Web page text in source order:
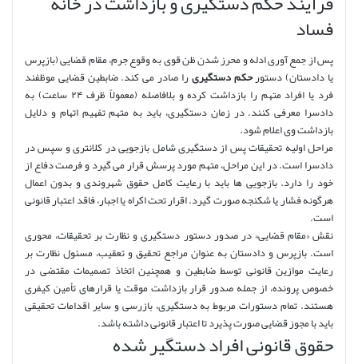
فساد
پس از جمع آوری ادله و محرز شدن ظن قوی به وقوع جرم، مقام قضایی (بازپرس
یا دادستان) دستورحکم دستگیریرا صادر می کند. ضابطین قضایی موظفند
فرد یا افراد متهم را بازداشت کرده و بلافاصله (معمولاً ظرف ۲۴ ساعت) به
دادسرا معرفی کنند. در زمان دستگیری، باید به متهم تفهیم اتهام و دلایل
بازداشت وی اعلام شود.
مراحل اولیه تحقیقات پس از دستگیری شامل بازجویی در کلانتری و سپس در
دادسرا است. در این مراحل، متهم مورد پرسش قرار می گیرد و فرصت دفاع از
خود را دارد. بازجویی ها باید با رعایت کامل حقوق شهروندی و بدون اعمال
هرگونه فشار یا شکنجه صورت گیرد. اقرار تحت اکراه یا اجبار، فاقد اعتبار قانونی
است.
نقش «مقام قضایی» در صدور دستور دستگیری و نظارت بر تحقیقات، محوری
است. بازپرس و دادستان به عنوان مراجع تحقیق و تعقیب، مسئول نظارت بر
رعایت موازین قانونی توسط ضابطین و همچنین اتخاذ تصمیمات مقتضی در
خصوص پرونده، از جمله صدور قرار بازداشت موقت یا قرارهای تأمین کیفری
هستند. تمام دستورات مربوط به دستگیری، بازرسی و سایر اقدامات تحقیقی
باید با مجوز قضایی صورت پذیرد تا اعتبار قانونی داشته باشد.
حقوق قانونی افراد دستگیر شده